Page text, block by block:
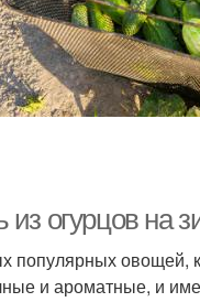
из огурцов на
популярных овощей,
и ароматные, и